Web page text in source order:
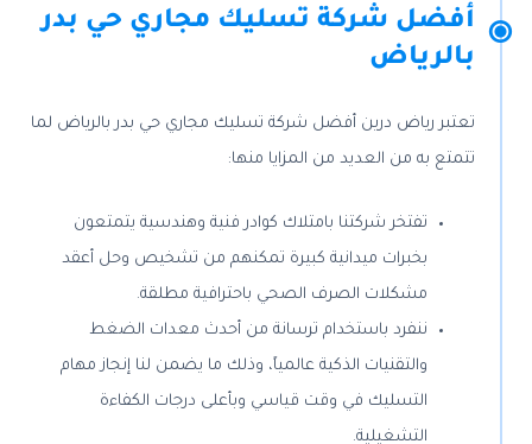
أفضل شركة تسليك مجاري حي بدر
بالرياض
تعتبر رياض درين أفضل شركة تسليك مجاري حي بدر بالرياض لما
تتمتع به من العديد من المزايا منها:
تفتخر شركتنا بامتلاك كوادر فنية وهندسية يتمتعون
بخبرات ميدانية كبيرة تمكنهم من تشخيص وحل أعقد
مشكلات الصرف الصحي باحترافية مطلقة.
ننفرد باستخدام ترسانة من أحدث معدات الضغط
والتقنيات الذكية عالمياً، وذلك ما يضمن لنا إنجاز مهام
التسليك في وقت قياسي وبأعلى درجات الكفاءة
التشغيلية.